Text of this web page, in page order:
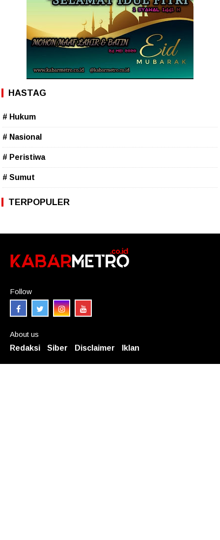
HASTAG
# Hukum
# Nasional
# Peristiwa
# Sumut
TERPOPULER
Follow
About us
Redaksi
Siber Disclaimer Iklan